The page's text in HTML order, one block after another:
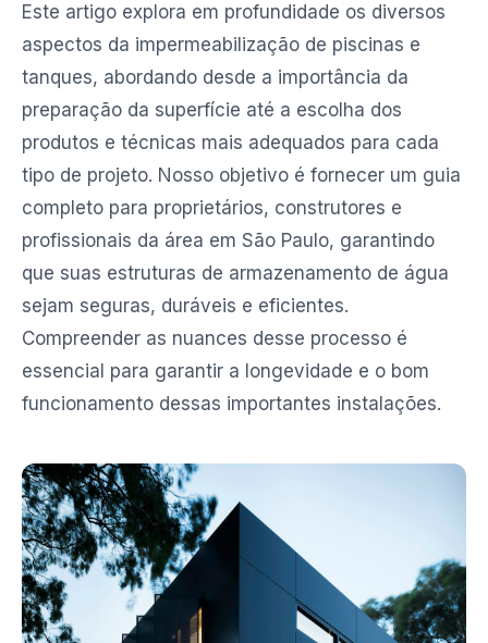
Este artigo explora em profundidade os diversos
aspectos da impermeabilização de piscinas e
tanques, abordando desde a importância da
preparação da superfície até a escolha dos
produtos e técnicas mais adequados para cada
tipo de projeto. Nosso objetivo é fornecer um guia
completo para proprietários, construtores e
profissionais da área em São Paulo, garantindo
que suas estruturas de armazenamento de água
sejam seguras, duráveis e eficientes.
Compreender as nuances desse processo é
essencial para garantir a longevidade e o bom
funcionamento dessas importantes instalações.